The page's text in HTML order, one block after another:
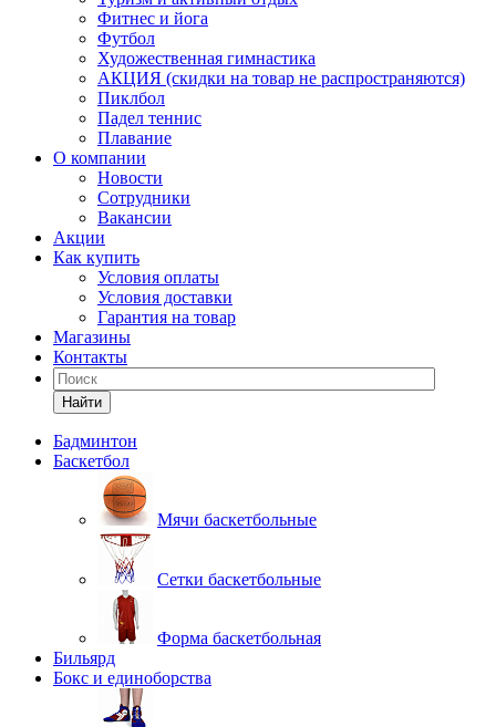
Фитнес и йога
Футбол
Художественная гимнастика
АКЦИЯ (скидки на товар не распространяются)
Пиклбол
Падел теннис
Плавание
О компании
Новости
Сотрудники
Вакансии
Акции
Как купить
Условия оплаты
Условия доставки
Гарантия на товар
Магазины
Контакты
Найти
Бадминтон
Баскетбол
Мячи баскетбольные
Сетки баскетбольные
Форма баскетбольная
Бильярд
Бокс и единоборства